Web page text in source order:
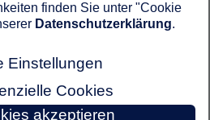
finden Sie unter "Cookie
Datenschutzerklärung.
Einstellungen
Cookies
akzeptieren